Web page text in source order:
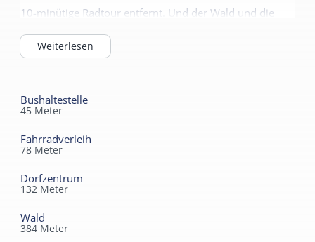
Dusche
10-minütige Radtour entfernt. Und der Wald und die
In Hoorn gibt es mehrere gute Restaurants, einen sehr
schönen Spielplatz für die Kleinen und einen Laden, in
kann.
dem Fahrrad, zu Fuß oder mit dem Auto erkunden.
Weiterlesen
Bushaltestelle
45 Meter
Fahrradverleih
78 Meter
Dorfzentrum
132 Meter
Wald
384 Meter